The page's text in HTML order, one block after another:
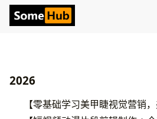
2026